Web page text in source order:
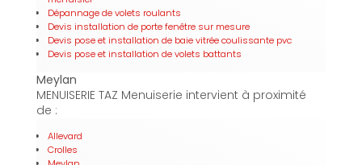
Dépannage de volets roulants
Devis installation de porte fenêtre sur mesure
Devis pose et installation de baie vitrée coulissante pvc
Devis pose et installation de volets battants
Meylan
MENUISERIE TAZ Menuiserie intervient à proximité
de :
Allevard
Crolles